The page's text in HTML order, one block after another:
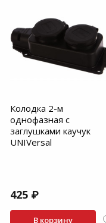
Колодка 2-м
однофазная с
заглушками каучук
UNIVersal
425 ₽
В корзину